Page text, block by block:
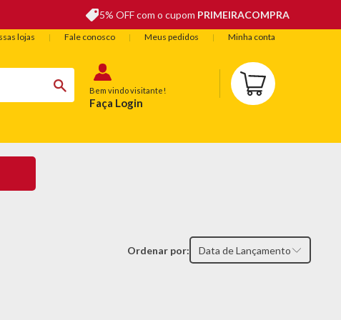
5% OFF com o cupom PRIMEIRACOMPRA
lojas Fale conosco Meus pedidos Minha conta
Bem vindo visitante!
Faça Login
Ordenar por: Data de Lançamento